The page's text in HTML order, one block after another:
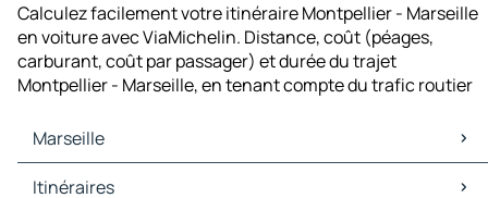
Calculez facilement votre itinéraire Montpellier - Marseille
en voiture avec ViaMichelin. Distance, coût (péages,
carburant, coût par passager) et durée du trajet
Montpellier - Marseille, en tenant compte du trafic routier
Marseille
Marseille Cartes et plans
Itinéraires